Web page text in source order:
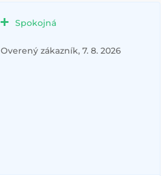
Spokojná
Overený zákazník, 7. 8. 2026